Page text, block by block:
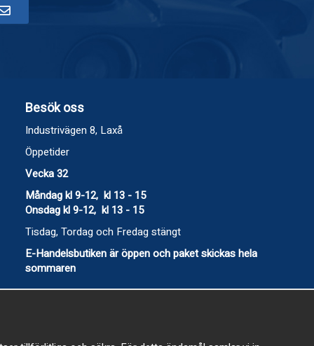
Besök oss
Industrivägen 8, Laxå
Öppetider
Vecka 32
Måndag kl 9-12, kl 13 - 15
Onsdag kl 9-12, kl 13 - 15
Tisdag, Tordag och Fredag stängt
E-Handelsbutiken är öppen och paket skickas hela
sommaren